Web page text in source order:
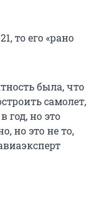
то его «рано
была, что
самолет,
год, но это
но это не то,